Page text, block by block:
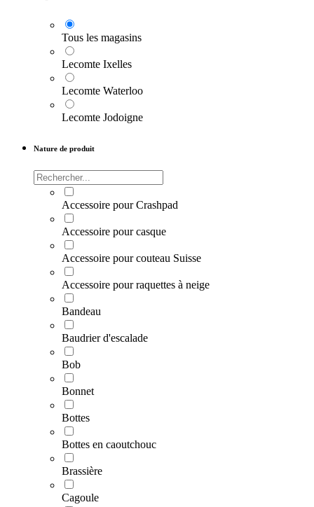
Tous les magasins
Lecomte Ixelles
Lecomte Waterloo
Lecomte Jodoigne
Nature de produit
Accessoire pour Crashpad
Accessoire pour casque
Accessoire pour couteau Suisse
Accessoire pour raquettes à neige
Bandeau
Baudrier d'escalade
Bob
Bonnet
Bottes
Bottes en caoutchouc
Brassière
Cagoule